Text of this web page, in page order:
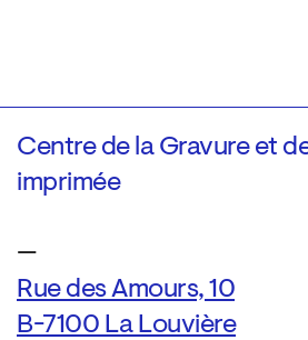
Centre de la Gravure et
imprimée
—
Rue des Amours, 10
B-7100 La Louvière